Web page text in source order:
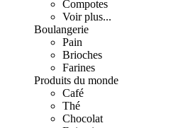
Compotes
Voir plus...
Boulangerie
Pain
Brioches
Farines
Produits du monde
Café
Thé
Chocolat